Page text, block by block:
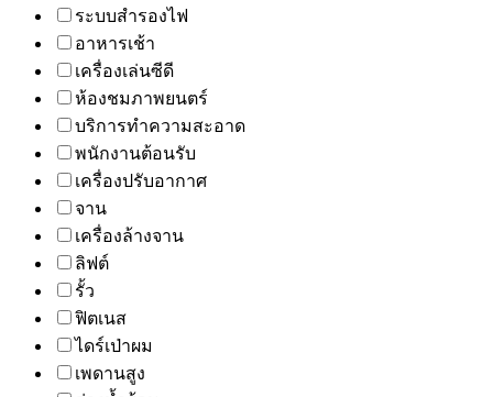
ระบบสำรองไฟ
อาหารเช้า
เครื่องเล่นซีดี
ห้องชมภาพยนตร์
บริการทำความสะอาด
พนักงานต้อนรับ
เครื่องปรับอากาศ
จาน
เครื่องล้างจาน
ลิฟต์
รั้ว
ฟิตเนส
ไดร์เป่าผม
เพดานสูง